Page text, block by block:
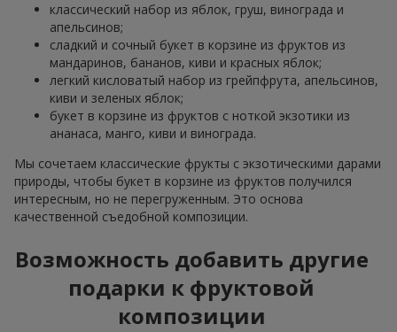
классический набор из яблок, груш, винограда и
апельсинов;
сладкий и сочный букет в корзине из фруктов из
мандаринов, бананов, киви и красных яблок;
легкий кисловатый набор из грейпфрута, апельсинов,
киви и зеленых яблок;
букет в корзине из фруктов с ноткой экзотики из
ананаса, манго, киви и винограда.
Мы сочетаем классические фрукты с экзотическими дарами
природы, чтобы букет в корзине из фруктов получился
интересным, но не перегруженным. Это основа
качественной съедобной композиции.
Возможность добавить другие
подарки к фруктовой
композиции